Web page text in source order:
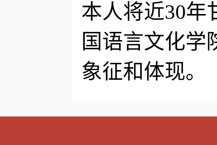
本人将近30年
国语言文化学
象征和体现。